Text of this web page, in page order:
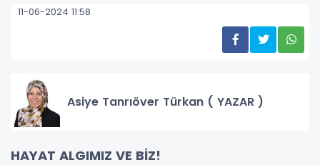
11-06-2024 11:58
Asiye Tanrıöver Türkan ( YAZAR )
HAYAT ALGIMIZ VE BİZ!